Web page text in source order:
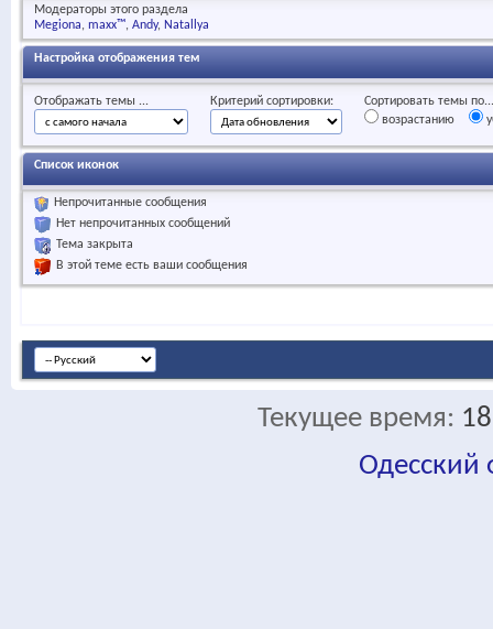
Модераторы этого раздела
Megiona maxx™ Andy Natallya
Настройка отображения тем
Отображать темы ... Критерий сортировки:
Сортировать темы по...
возрастанию
Список иконок
Непрочитанные сообщения
Нет непрочитанных сообщений
Тема закрыта
В этой теме есть ваши сообщения
Текущее время:
Одесский